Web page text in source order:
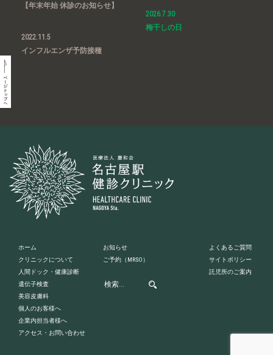
【年末年始 休診のお知らせ】
2022.11.5
インフルエンザ予防接種
2026.7.30
梅干しの日
ホーム
クリニックについて
人間ドック・健康診断
遺伝子検査
美容皮膚科
個人のお客様へ
企業内担当者様へ
アクセス・お問い合わせ
お知らせ
ご予約 （MRSO）
よくあるご質問
サイトポリシー
託児所のご案内